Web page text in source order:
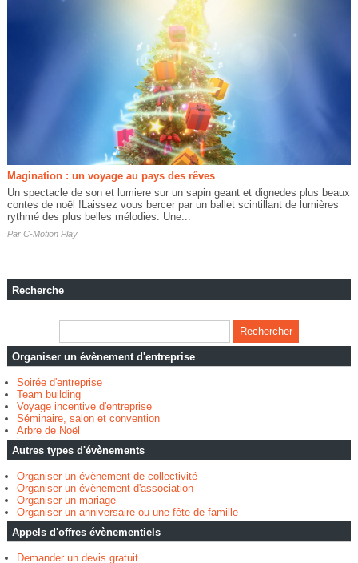
Magination : un voyage au pays des rêves
Un spectacle de son et lumiere sur un sapin geant et dignedes plus beaux
contes de noël !Laissez vous bercer par un ballet scintillant de lumières
rythmé des plus belles mélodies. Une...
Par C-Motion Play
Recherche
Organiser un évènement d'entreprise
Soirée d'entreprise
Team building
Voyage incentive d'entreprise
Séminaire, salon et convention
Arbre de Noël
Autres types d'évènements
Organiser un évènement de collectivité
Organiser un évènement d'association
Organiser un mariage
Organiser un anniversaire ou une fête de famille
Appels d'offres évènementiels
Demander un devis gratuit